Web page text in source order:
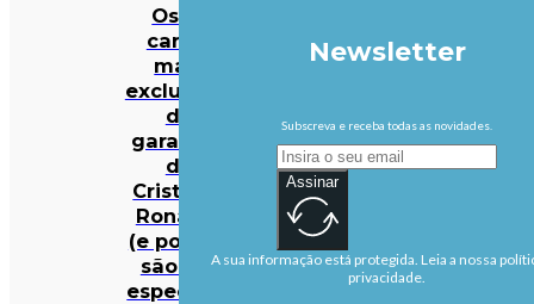
Os 10
carros
mais
exclusivos
da
garagem
de
Cristiano
Ronaldo
(e porque
são tão
especiais)
Newsletter
Subscreva e receba todas as novidades.
Assinar
A sua informação está protegida. Leia a nossa
privacidade.